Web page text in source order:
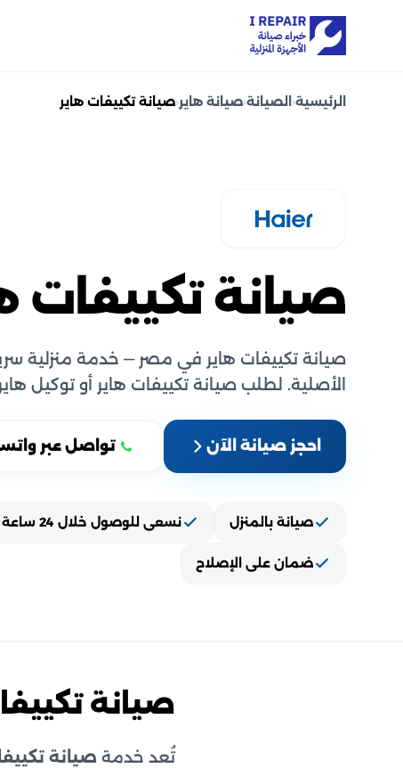
الرئيسية‹ الصيانة‹صيانة هاير‹صيانة تكييفات هاير
صيانة تكييفات
صيانة تكييفات هاير في مصر — خدمة منزلية
الأصلية. لطلب صيانة تكييفات هاير أو توكيل هاير
احجز صيانة الآن تواصل عبر
صيانة بالمنزل نسعى للوصول خلال 24 ساعة
ضمان على الإصلاح
صيانة
تُعد خدمة صيانة